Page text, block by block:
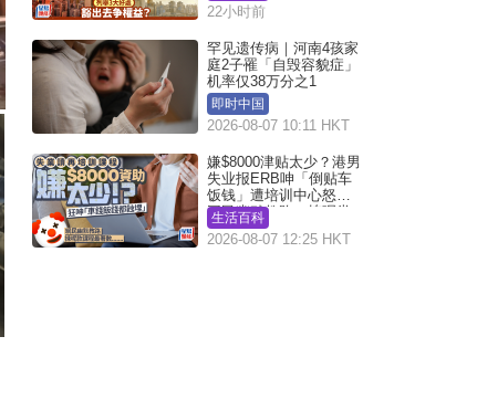
22小时前
罕见遗传病｜河南4孩家
庭2子罹「自毁容貌症」
机率仅38万分之1
即时中国
2026-08-07 10:11 HKT
嫌$8000津贴太少？港男
失业报ERB呻「倒贴车
饭钱」遭培训中心怒轰
网民幽默教路：拣呢类
课程唔会蚀...
生活百科
2026-08-07 12:25 HKT